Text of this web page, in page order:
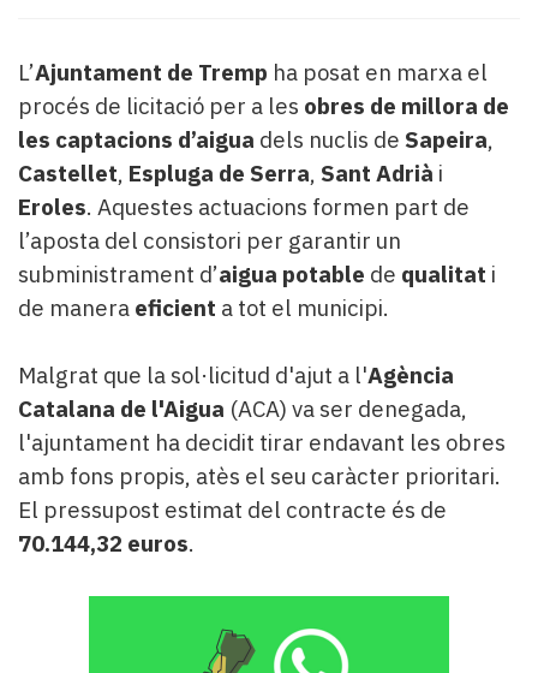
Contingut
patrocinat
més
llegit...
Editorial
L’Ajuntament de Tremp ha posat en marxa el
procés de licitació per a les obres de millora de
les captacions d’aigua dels nuclis de Sapeira,
Castellet, Espluga de Serra, Sant Adrià i
Eroles. Aquestes actuacions formen part de
l’aposta del consistori per garantir un
subministrament d’aigua potable de qualitat i
de manera eficient a tot el municipi.
Malgrat que la sol·licitud d'ajut a l'Agència
Catalana de l'Aigua (ACA) va ser denegada,
l'ajuntament ha decidit tirar endavant les obres
amb fons propis, atès el seu caràcter prioritari.
El pressupost estimat del contracte és de
70.144,32 euros.